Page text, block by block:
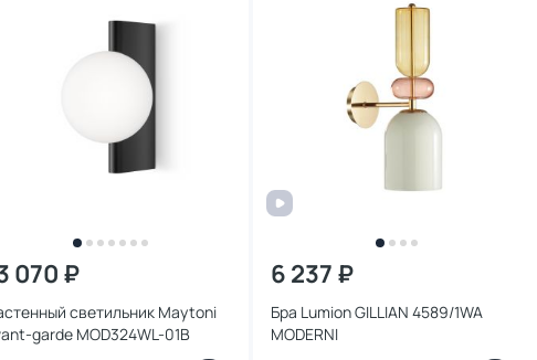
070 ₽
светильник Maytoni
garde MOD324WL-01B
6 237 ₽
Бра Lumion GILLIAN 4589/1WA
MODERNI